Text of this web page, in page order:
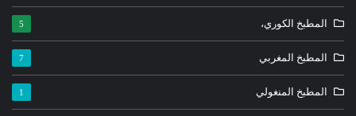
المطبخ الكوري، 5
المطبخ المغربي 7
المطبخ المنغولي 1